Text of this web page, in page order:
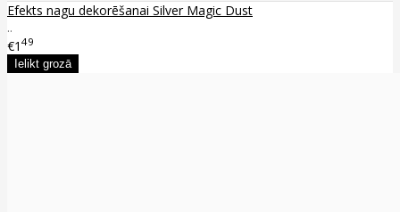
Efekts nagu dekorēšanai Silver Magic Dust
..
€1 49